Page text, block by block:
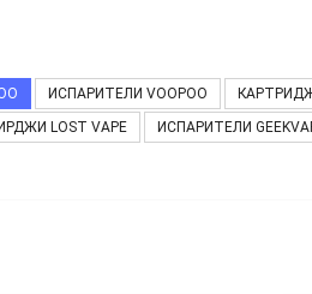
системой блокировки утечки
имеют прозрачные стенки,
ИСПАРИТЕЛИ VOOPOO
LOST VAPE ИСПАРИТЕЛИ